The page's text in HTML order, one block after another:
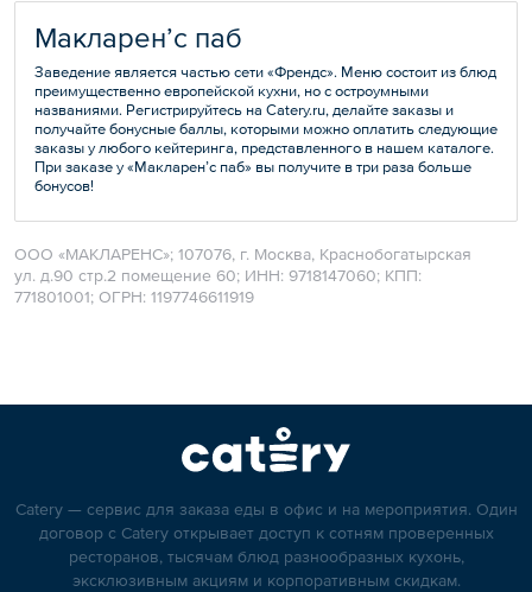
Макларен’с паб
Заведение является частью сети «Френдс». Меню состоит из блюд
преимущественно европейской кухни, но с остроумными
названиями. Регистрируйтесь на Catery.ru, делайте заказы и
получайте бонусные баллы, которыми можно оплатить следующие
заказы у любого кейтеринга, представленного в нашем каталоге.
При заказе у «Макларен’с паб» вы получите в три раза больше
бонусов!
ООО «МАКЛАРЕНС»; 107076, г. Москва, Краснобогатырская
ул. д.90 стр.2 помещение 60; ИНН: 9718147060; КПП:
771801001; ОГРН: 1197746611919
Catery — сервис для заказа еды в офис и на мероприятия. Один
договор с Catery открывает доступ к сотням проверенных
ресторанов, тысячам блюд разнообразных кухонь,
эксклюзивным акциям и корпоративным скидкам.